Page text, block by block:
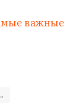
важные